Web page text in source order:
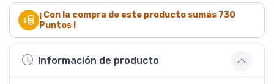
¡ Con la compra de este producto sumás 730
Puntos !
Información de producto